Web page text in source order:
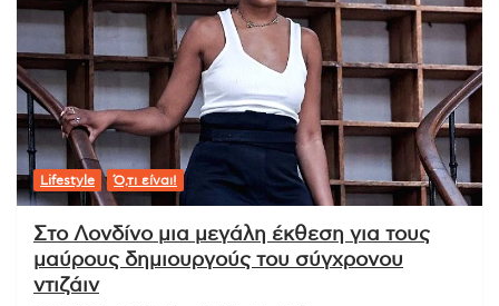
Lifestyle Ό,τι είναι!
Στο Λονδίνο μια μεγάλη έκθεση για τους
μαύρους δημιουργούς του σύγχρονου
ντιζάιν